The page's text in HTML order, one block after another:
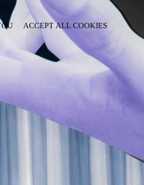
ACCEPT ALL COOKIES